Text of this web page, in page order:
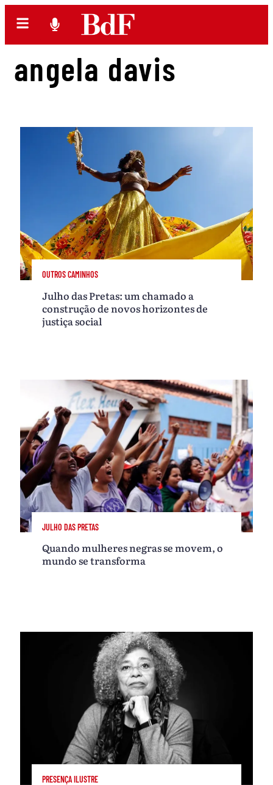
angela davis
OUTROS CAMINHOS
Julho das Pretas: um chamado a
construção de novos horizontes de
justiça social
JULHO DAS PRETAS
Quando mulheres negras se movem, o
mundo se transforma
PRESENÇA ILUSTRE